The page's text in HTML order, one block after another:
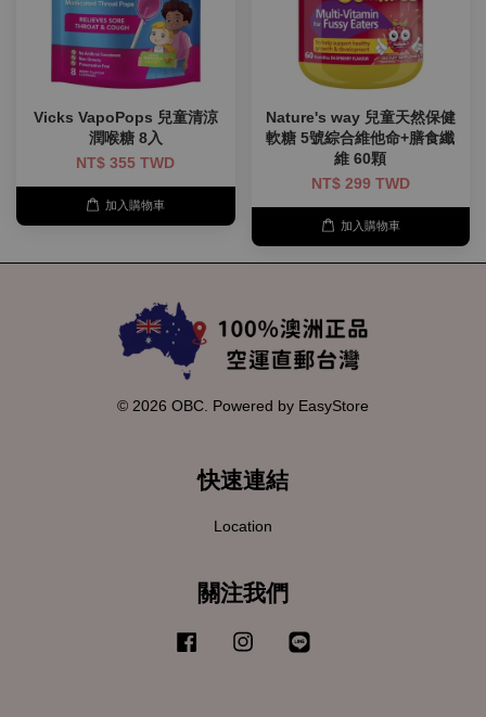
Vicks VapoPops 兒童清涼
潤喉糖 8入
NT$ 355 TWD
加入購物車
Nature's way 兒童天然保健
軟糖 5號綜合維他命+膳食纖
維 60顆
NT$ 299 TWD
加入購物車
© 2026 OBC. Powered by EasyStore
快速連結
Location
關注我們
Facebook Instagram